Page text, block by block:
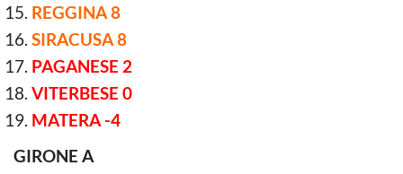
REGGINA 8
SIRACUSA 8
PAGANESE 2
VITERBESE 0
MATERA -4
GIRONE A